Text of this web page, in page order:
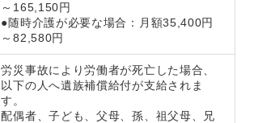
～165,150円
●随時介護が必要な場合：月額35,400円
～82,580円
労災事故により労働者が死亡した場合、
以下の人へ遺族補償給付が支給されま
す。
配偶者、子ども、父母、孫、祖父母、兄